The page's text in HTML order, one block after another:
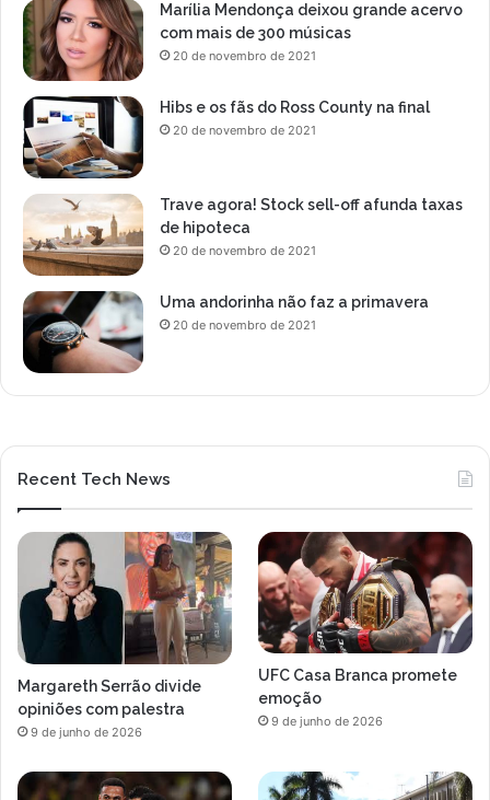
Marília Mendonça deixou grande acervo
com mais de 300 músicas
20 de novembro de 2021
Hibs e os fãs do Ross County na final
20 de novembro de 2021
Trave agora! Stock sell-off afunda taxas
de hipoteca
20 de novembro de 2021
Uma andorinha não faz a primavera
20 de novembro de 2021
Recent Tech News
Margareth Serrão divide
opiniões com palestra
9 de junho de 2026
UFC Casa Branca promete
emoção
9 de junho de 2026